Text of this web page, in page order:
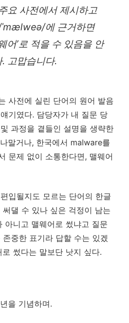
요 사전에서 제시하고
에 근거하면
어’로 적을 수 있음을 안
고맙습니다.
사전에 실린 단어의 원어 발음
기였다. 담당자가 내 질문 당
과정을 곁들인 설명을 생략한
말거나, 한국에서 malware를
문제 없이 소통한다면, 맬웨어
입될지도 모르는 단어의 한글
댈 수 있나 싶은 걱정이 남는
아니고 맬웨어로 썼냐고 질문
중한 표기라 답할 수는 있겠
썼다는 말보단 낫지 싶다.
을 기념하며.